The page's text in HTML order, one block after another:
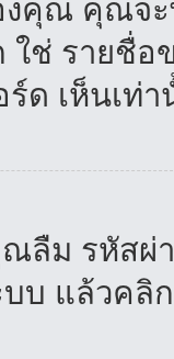
คุณ คุณจะ
ช่ รายชื่
ร์ด เห็นเ
ลืม รหัสผ่
บบ แล้วค